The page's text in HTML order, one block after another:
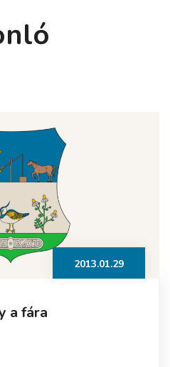
2013.01.29
a fára